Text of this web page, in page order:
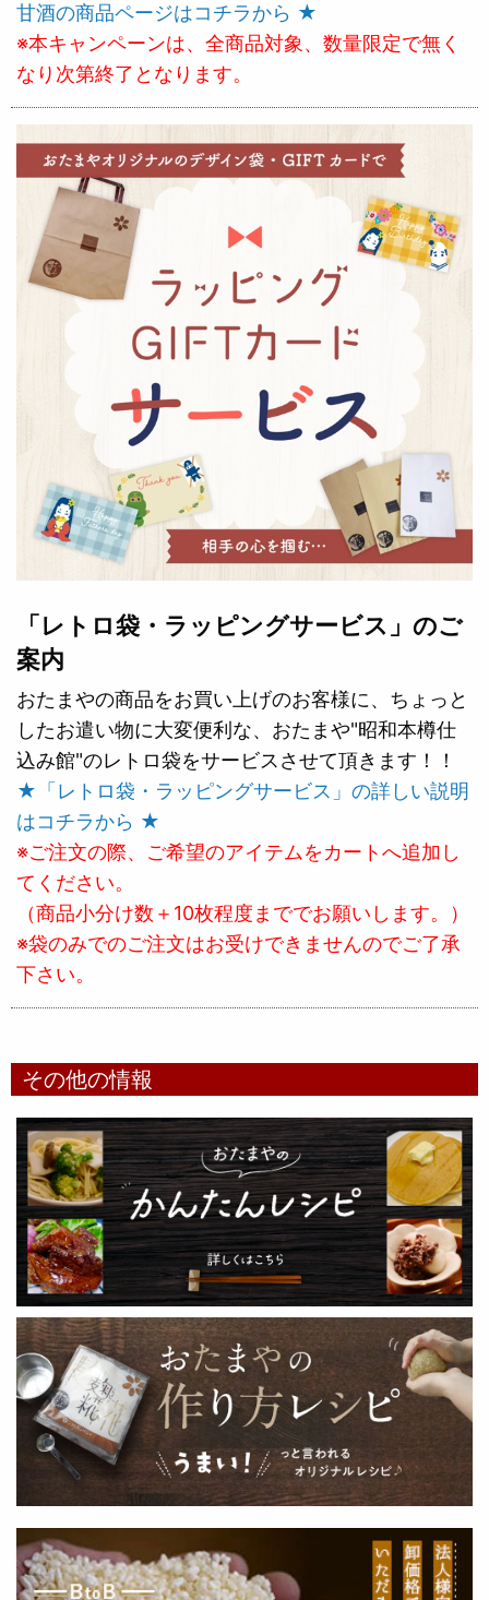
甘酒の商品ページはコチラから ★
※本キャンペーンは、全商品対象、数量限定で無く
なり次第終了となります。
「レトロ袋・ラッピングサービス」のご
案内
おたまやの商品をお買い上げのお客様に、ちょっと
したお遣い物に大変便利な、おたまや"昭和本樽仕
込み館"のレトロ袋をサービスさせて頂きます！！
★「レトロ袋・ラッピングサービス」の詳しい説明
はコチラから ★
※ご注文の際、ご希望のアイテムをカートへ追加し
てください。
（商品小分け数＋10枚程度まででお願いします。）
※袋のみでのご注文はお受けできませんのでご了承
下さい。
その他の情報